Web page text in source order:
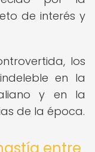
de interés y
los
en la
y en la
de la época.